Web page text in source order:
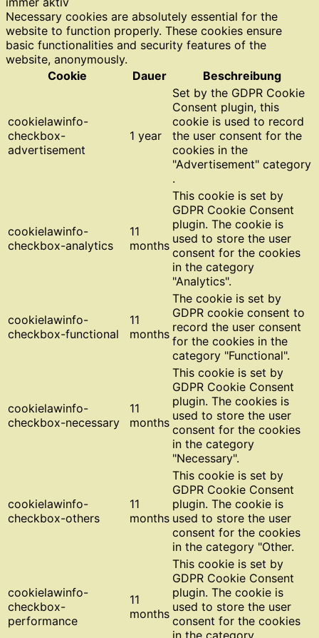
Necessary cookies are absolutely essential for the
website to function properly. These cookies ensure
basic functionalities and security features of the
website, anonymously.
Cookie
Dauer Beschreibung
cookielawinfo-
checkbox-
advertisement
1 year
Set by the GDPR Cookie
Consent plugin, this
cookie is used to record
the user consent for the
cookies in the
"Advertisement" category
.
cookielawinfo-
checkbox-analytics
11
months
This cookie is set by
GDPR Cookie Consent
plugin. The cookie is
used to store the user
consent for the cookies
in the category
"Analytics".
cookielawinfo-
checkbox-functional
11
months
The cookie is set by
GDPR cookie consent to
record the user consent
for the cookies in the
category "Functional".
cookielawinfo-
checkbox-necessary
11
months
This cookie is set by
GDPR Cookie Consent
plugin. The cookies is
used to store the user
consent for the cookies
in the category
"Necessary".
cookielawinfo-
checkbox-others
11
months
This cookie is set by
GDPR Cookie Consent
plugin. The cookie is
used to store the user
consent for the cookies
in the category "Other.
cookielawinfo-
checkbox-
performance
11
months
This cookie is set by
GDPR Cookie Consent
plugin. The cookie is
used to store the user
consent for the cookies
in the category